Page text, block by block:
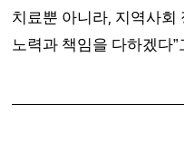
치료뿐 아니라, 지역사회
노력과 책임을 다하겠다”